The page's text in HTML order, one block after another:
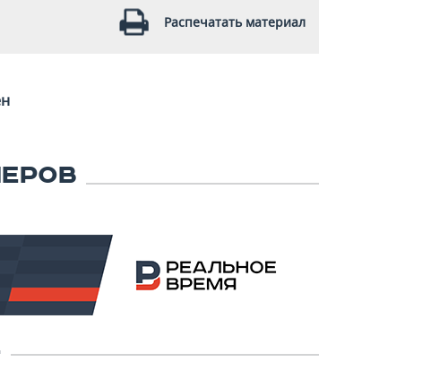
Распечатать материал